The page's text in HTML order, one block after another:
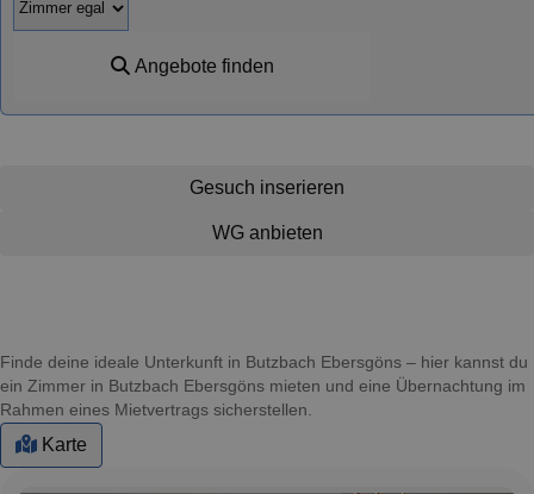
Angebote finden
Gesuch inserieren
WG anbieten
Finde deine ideale Unterkunft in Butzbach Ebersgöns – hier kannst du
ein Zimmer in Butzbach Ebersgöns mieten und eine Übernachtung im
Rahmen eines Mietvertrags sicherstellen.
Karte